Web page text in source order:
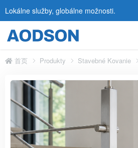
Lokálne služby, globálne možnosti.
首页 Produkty Stavebné Kovanie